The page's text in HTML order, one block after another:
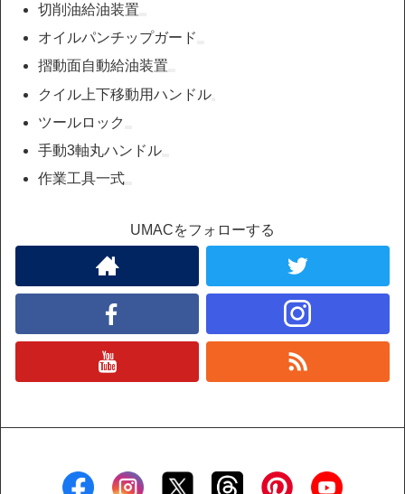
切削油給油装置
オイルパンチップガード
摺動面自動給油装置
クイル上下移動用ハンドル
ツールロック
手動3軸丸ハンドル
作業工具一式
UMACをフォローする